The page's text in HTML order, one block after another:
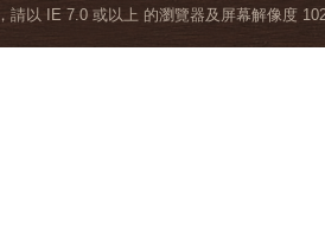
請以 IE 7.0 或以上 的瀏覽器及屏幕解像度